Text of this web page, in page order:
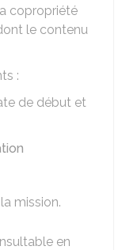
copropriété
le contenu
:
de début et
mission.
en